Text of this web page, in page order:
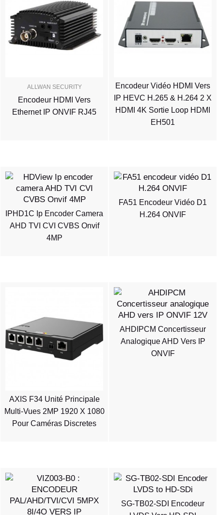
ALLWAN SECURITY
Encodeur HDMI Vers
Ethernet IP ONVIF RJ45
Encodeur Vidéo HDMI Vers
IP HEVC H.265 & H.264 2 X
HDMI 4K Sortie Loop HDMI
EH501
IPHD1C Ip Encoder Camera
AHD TVI CVI CVBS Onvif
4MP
FA51 Encodeur Vidéo D1
H.264 ONVIF
AXIS F34 Unité Principale
Multi-Vues 2MP 1920 X 1080
Pour Caméras Discretes
AHDIPCM Concertisseur
Analogique AHD Vers IP
ONVIF
SG-TB02-SDI Encodeur